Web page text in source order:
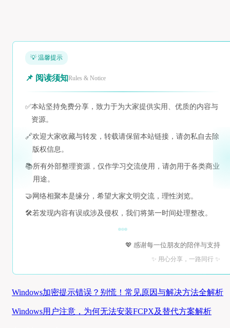
💡 温馨提示
📌 阅读须知Rules & Notice
✅本站坚持免费分享，致力于为大家提供实用、优质的内容与
资源。
🔗欢迎大家收藏与转发，转载请保留本站链接，请勿私自去除
版权信息。
📚所有外部整理资源，仅作学习交流使用，请勿用于各类商业
用途。
🤝 网络相聚本是缘分，希望大家文明交流，理性浏览。
🛠️若发现内容有误或涉及侵权，我们将第一时间处理整改。
💖 感谢每一位朋友的陪伴与支持
✨ 用心分享，一路同行 ✨
Windows加密提示错误？别慌！常见原因与解决方法全解析
Windows用户注意，为何无法安装FCPX及替代方案解析